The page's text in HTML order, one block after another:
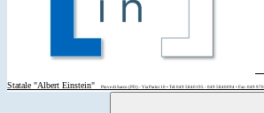
Statale "Albert Einstein"
Piove di Sacco (PD) - Via Parini 10 • Tel: 049 5840195 - 049 5840094 • Fax: 049